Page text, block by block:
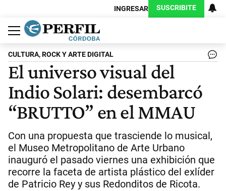
INGRESAR SUSCRIBITE
Política
Economía
Judiciales
Sociedad
Cultura
Espectáculos
Deportes
Protagonistas
CULTURA, ROCK Y ARTE DIGITAL
El universo visual del
Indio Solari: desembarcó
“BRUTTO” en el MMAU
Con una propuesta que trasciende lo musical,
el Museo Metropolitano de Arte Urbano
inauguró el pasado viernes una exhibición que
recorre la faceta de artista plástico del exlíder
de Patricio Rey y sus Redonditos de Ricota.